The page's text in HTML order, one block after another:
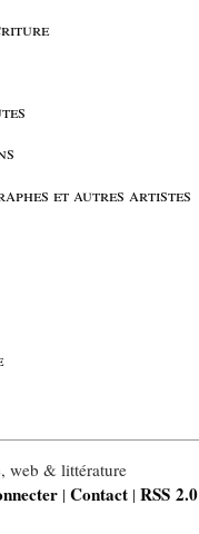
et autres artistes
web & littérature
| Contact | RSS 2.0